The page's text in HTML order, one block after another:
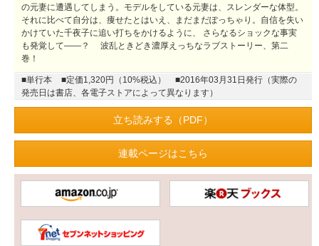
の元妻に遭遇してしまう。モデルをしている元妻は、スレンダーな体型。
それに比べて自分は、痩せたとはいえ、まだまだぽっちゃり。自信を失い
かけていた千夜子に追い打ちをかけるように、 さらなるショックな事実
も発覚して――？ 波乱ときどき濃厚えっちなラブストーリー、第二
巻！
■単行本 ■定価1,320円（10%税込）
■2016年03月31日発行（実際の
発売日は書店、各電子ストアによって異なります）
立ち読みする（PDF）
連載ページはこちら